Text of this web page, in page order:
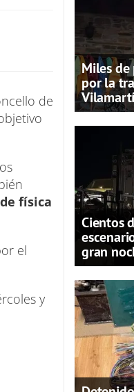
de
física
el
y
Miles de
por la
Cientos
gran